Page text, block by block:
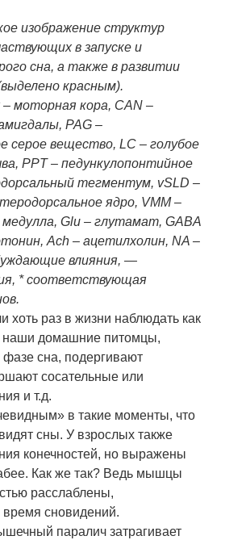
изображение структур
в запуске и
сна, а также в развитии
красным).
– моторная кора, CAN –
PAG –
серое вещество, LC – голубое
PPT – педункулопонтийное
тегментум, vSLD –
ядро, VMM –
Glu – глутамат, GABA
Ach – ацетилхолин, NA –
влияния, —
* соответствующая
хоть раз в жизни наблюдать как
наши домашние питомцы,
сна, подергивают
сосательные или
и т.д.
в такие моменты, что
сны. У взрослых также
конечностей, но выражены
Как же так? Ведь мышцы
расслаблены,
сновидений.
паралич затрагивает